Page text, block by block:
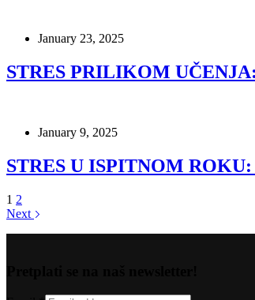
January 23, 2025
STRES PRILIKOM
January 9, 2025
STRES U ISPITNOM ROKU:
1 2
Next